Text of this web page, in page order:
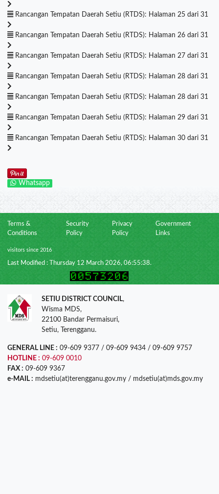
Rancangan Tempatan Daerah Setiu (RTDS): Halaman 25 dari 31
Rancangan Tempatan Daerah Setiu (RTDS): Halaman 26 dari 31
Rancangan Tempatan Daerah Setiu (RTDS): Halaman 27 dari 31
Rancangan Tempatan Daerah Setiu (RTDS): Halaman 28 dari 31
Rancangan Tempatan Daerah Setiu (RTDS): Halaman 28 dari 31
Rancangan Tempatan Daerah Setiu (RTDS): Halaman 29 dari 31
Rancangan Tempatan Daerah Setiu (RTDS): Halaman 30 dari 31
Whatsapp
Terms &
Conditions
Security
Policy
Privacy
Policy
Government
Links
visitors since 2016
Last Modified : Thursday 12 March 2026, 06:55:38.
SETIU DISTRICT COUNCIL,
Wisma MDS,
22100 Bandar Permaisuri,
Setiu, Terengganu.
GENERAL LINE : 09-609 9377 / 09-609 9434 / 09-609 9757
HOTLINE : 09-609 0010
FAX : 09-609 9367
e-MAIL : mdsetiu(at)terengganu.gov.my / mdsetiu(at)mds.gov.my